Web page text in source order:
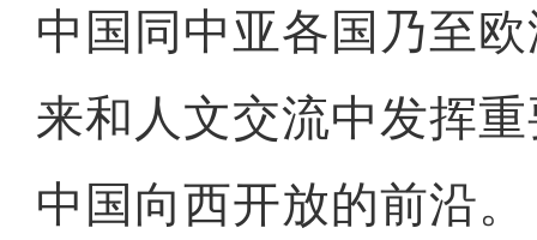
中国同中亚各国乃至
来和人文交流中发挥
中国向西开放的前沿。